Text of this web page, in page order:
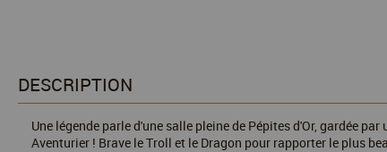
DESCRIPTION
Une légende parle d'une salle pleine de Pépites d'Or, gardée
Aventurier ! Brave le Troll et le Dragon pour rapporter le plus